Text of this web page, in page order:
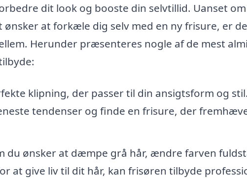
dit look og booste din selvtillid. Uanset
at forkæle dig selv med en ny frisure, er
Herunder præsenteres nogle af de mest
klipning, der passer til din ansigtsform og
tendenser og finde en frisure, der
du ønsker at dæmpe grå hår, ændre farven
at give liv til dit hår, kan frisøren tilbyde